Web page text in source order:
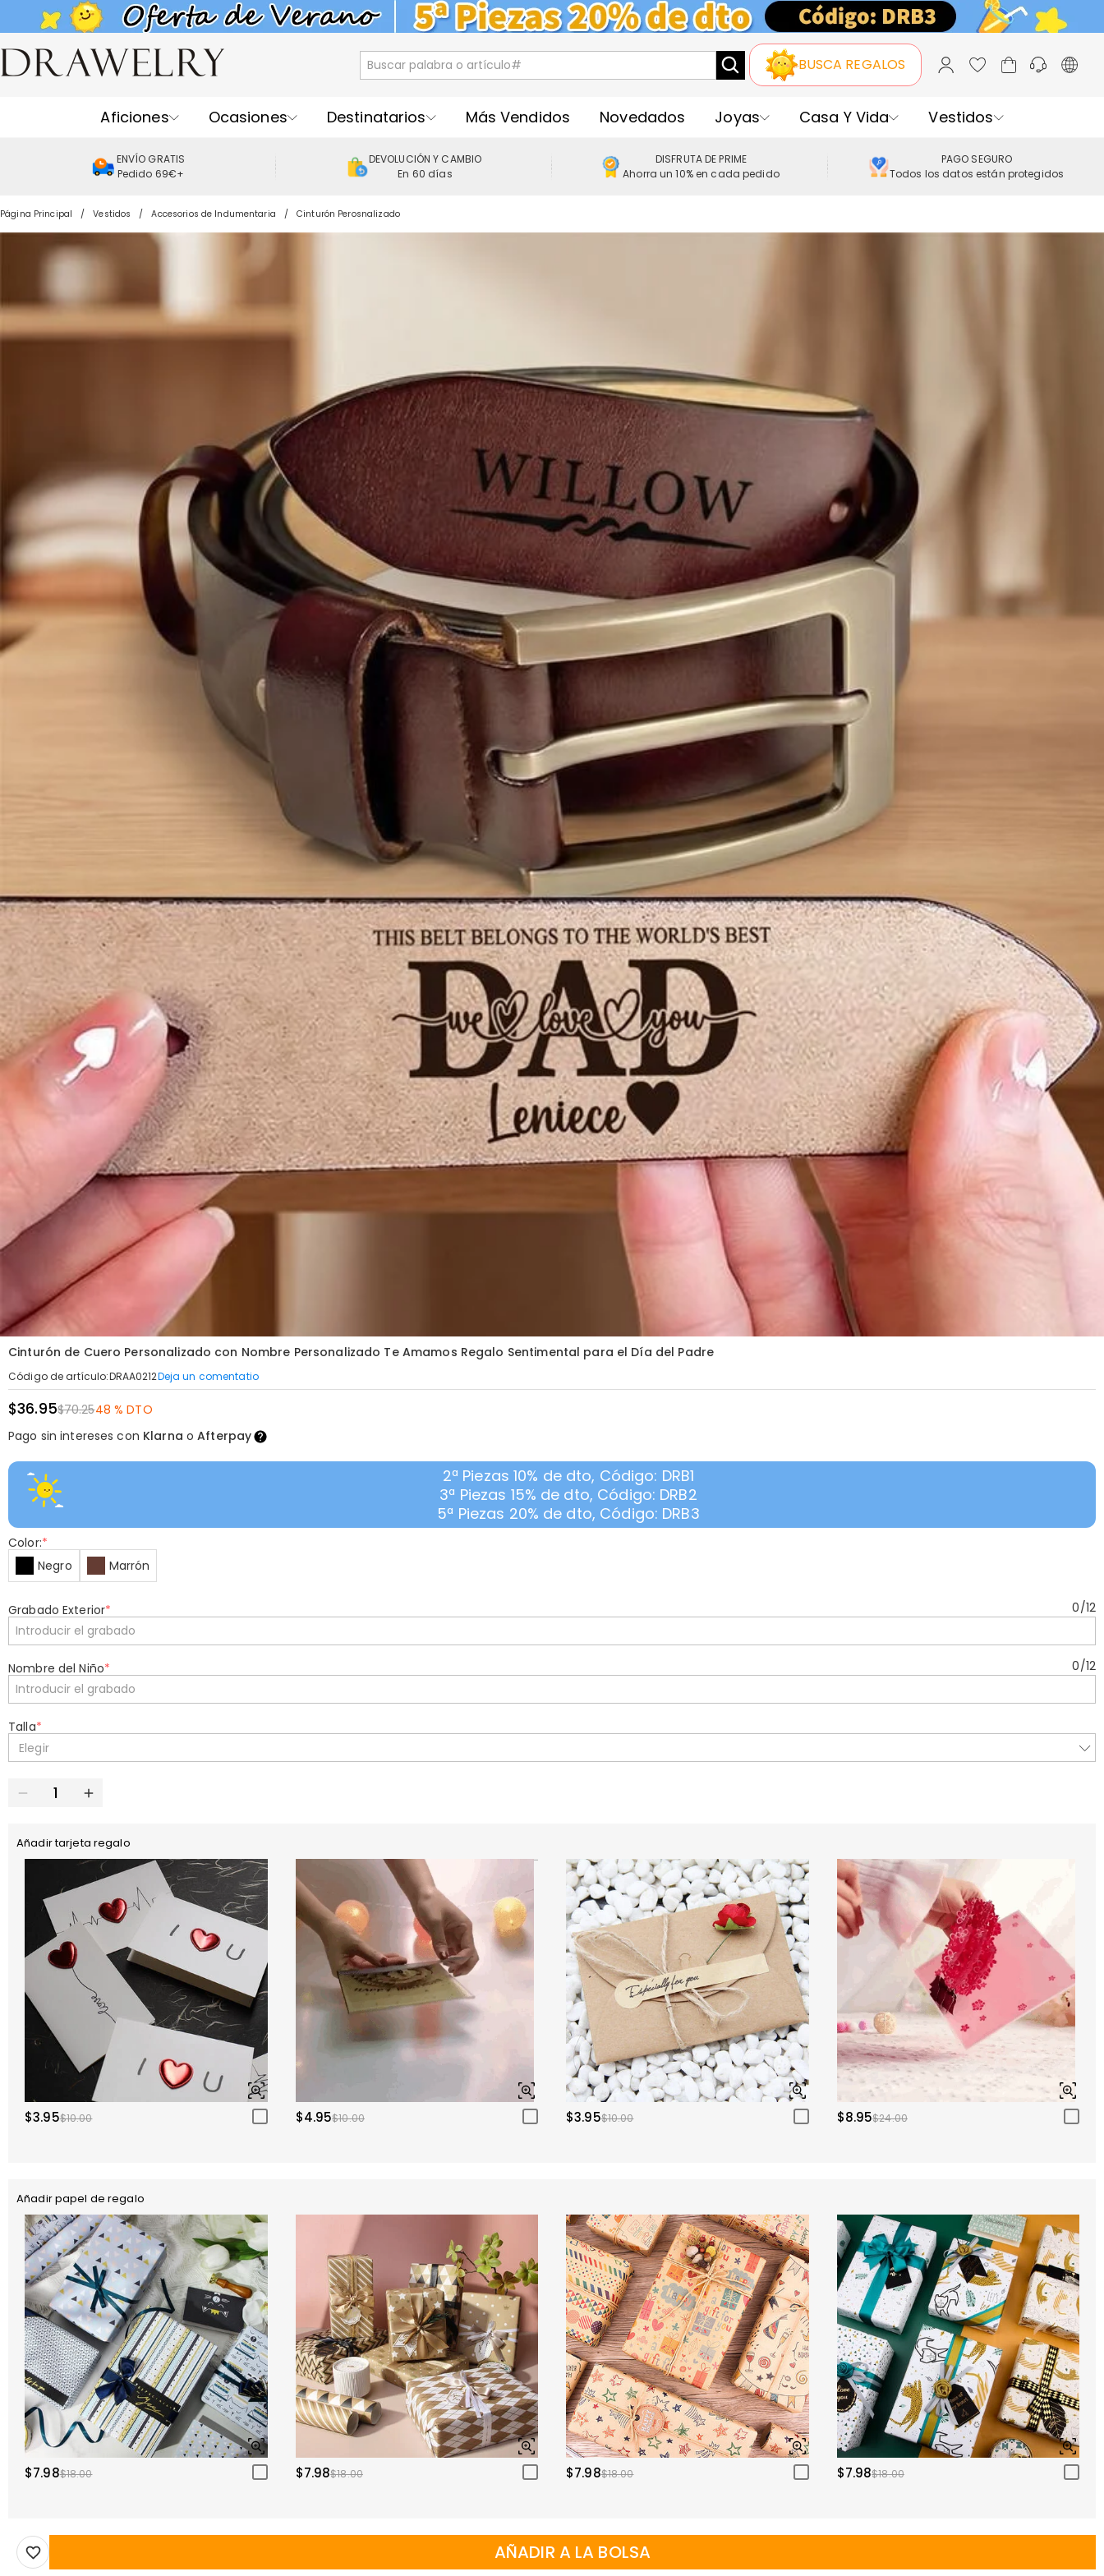
BUSCA REGALOS
Aficiones Ocasiones Destinatarios Más Vendidos Novedados Joyas Casa Y Vida Vestidos
ENVÍO GRATIS
Pedido 69€+
DEVOLUCIÓN Y CAMBIO
En 60 días
DISFRUTA DE PRIME
Ahorra un 10% en cada pedido
PAGO SEGURO
Todos los datos están protegidos
Página Principal Vestidos Accesorios de Indumentaria Cinturón Perosnalizado
Cinturón de Cuero Personalizado con Nombre Personalizado Te Amamos Regalo Sentimental para el Día del Padre
Código de artículo:DRAA0212Deja un comentatio
$36.95$70.2548 % DTO
Pago sin intereses con Klarna oAfterpay
2ª Piezas 10% de dto, Código: DRB1
3ª Piezas 15% de dto, Código: DRB2
5ª Piezas 20% de dto, Código: DRB3
Color:*
Negro
Marrón
Grabado Exterior* 0/12
Nombre del Niño* 0/12
Talla*
Elegir
Añadir tarjeta regalo
$3.95$10.00 $4.95$10.00 $3.95$10.00 $8.95$24.00
Añadir papel de regalo
$7.98$18.00 $7.98$18.00 $7.98$18.00 $7.98$18.00
AÑADIR A LA BOLSA